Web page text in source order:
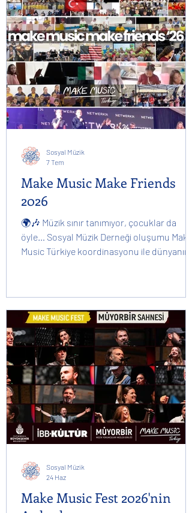
kazanan University of Ghana Medical
Choir’ı tebrik ediyoruz! Ayrıca yarışmaya
katılarak müziklerini dünyayla paylaşan tüm
harika gruplara sonsuz teşekkürler. Son
olarak değerli zamanlarını ayırıp titiz değ
Make Music Make Friends
2026
🌍🎶 Müzik sınır tanımıyor, çocuklar da
öyle… Sosyal Müzik Derneği oluşumu Make
Music Türkiye koordinasyonu ile dünyanın
paylaştıkları neşeleriyle bizlere müziğin
evrensel dilini bir kez daha hatırlattılar. Her
video farklı bir kültürün sesini taşırken,
hepsi aynı duyguda buluştu: birlikte
üretmek, paylaşmak ve dostluk kurmak.
Rengârenk görüntüler, birbirinden güzel
performanslar ve çocukların içte
Sosyal Müzik
7 Tem
Make Music Fest 2026'nin
Sosyal Müzik
24 Haz